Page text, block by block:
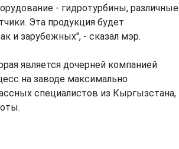
- гидротурбины, различные
Эта продукция будет
и зарубежных", - сказал мэр.
является дочерней компанией
на заводе максимально
специалистов из Кыргызстана,